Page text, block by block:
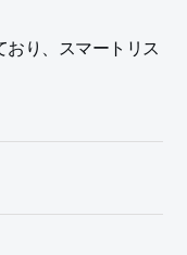
り、スマートリス